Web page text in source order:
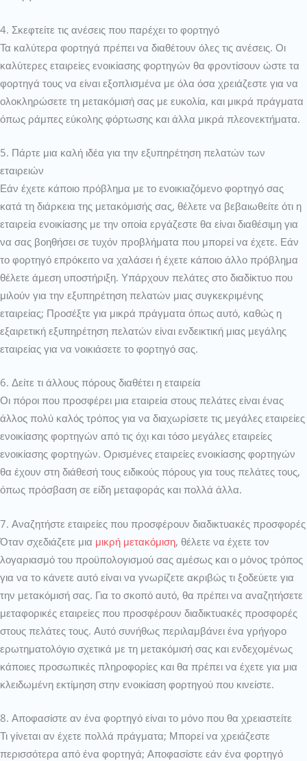
4. Σκεφτείτε τις ανέσεις που παρέχει το φορτηγό
Τα καλύτερα φορτηγά πρέπει να διαθέτουν όλες τις ανέσεις. Οι
καλύτερες εταιρείες ενοικίασης φορτηγών θα φροντίσουν ώστε τα
φορτηγά τους να είναι εξοπλισμένα με όλα όσα χρειάζεστε για να
ολοκληρώσετε τη μετακόμισή σας με ευκολία, και μικρά πράγματα
όπως ράμπες εύκολης φόρτωσης και άλλα μικρά πλεονεκτήματα.
5. Πάρτε μια καλή ιδέα για την εξυπηρέτηση πελατών των
εταιρειών
Εάν έχετε κάποιο πρόβλημα με το ενοικιαζόμενο φορτηγό σας
κατά τη διάρκεια της μετακόμισής σας, θέλετε να βεβαιωθείτε ότι η
εταιρεία ενοικίασης με την οποία εργάζεστε θα είναι διαθέσιμη για
να σας βοηθήσει σε τυχόν προβλήματα που μπορεί να έχετε. Εάν
το φορτηγό επρόκειτο να χαλάσει ή έχετε κάποιο άλλο πρόβλημα
θέλετε άμεση υποστήριξη. Υπάρχουν πελάτες στο διαδίκτυο που
μιλούν για την εξυπηρέτηση πελατών μιας συγκεκριμένης
εταιρείας; Προσέξτε για μικρά πράγματα όπως αυτό, καθώς η
εξαιρετική εξυπηρέτηση πελατών είναι ενδεικτική μιας μεγάλης
εταιρείας για να νοικιάσετε το φορτηγό σας.
6. Δείτε τι άλλους πόρους διαθέτει η εταιρεία
Οι πόροι που προσφέρει μια εταιρεία στους πελάτες είναι ένας
άλλος πολύ καλός τρόπος για να διαχωρίσετε τις μεγάλες εταιρείες
ενοικίασης φορτηγών από τις όχι και τόσο μεγάλες εταιρείες
ενοικίασης φορτηγών. Ορισμένες εταιρείες ενοικίασης φορτηγών
θα έχουν στη διάθεσή τους ειδικούς πόρους για τους πελάτες τους,
όπως πρόσβαση σε είδη μεταφοράς και πολλά άλλα.
7. Αναζητήστε εταιρείες που προσφέρουν διαδικτυακές προσφορές
Όταν σχεδιάζετε μια μικρή μετακόμιση, θέλετε να έχετε τον
λογαριασμό του προϋπολογισμού σας αμέσως και ο μόνος τρόπος
για να το κάνετε αυτό είναι να γνωρίζετε ακριβώς τι ξοδεύετε για
την μετακόμισή σας. Για το σκοπό αυτό, θα πρέπει να αναζητήσετε
μεταφορικές εταιρείες που προσφέρουν διαδικτυακές προσφορές
στους πελάτες τους. Αυτό συνήθως περιλαμβάνει ένα γρήγορο
ερωτηματολόγιο σχετικά με τη μετακόμισή σας και ενδεχομένως
κάποιες προσωπικές πληροφορίες και θα πρέπει να έχετε για μια
κλειδωμένη εκτίμηση στην ενοικίαση φορτηγού που κινείστε.
8. Αποφασίστε αν ένα φορτηγό είναι το μόνο που θα χρειαστείτε
Τι γίνεται αν έχετε πολλά πράγματα; Μπορεί να χρειάζεστε
περισσότερα από ένα φορτηγά; Αποφασίστε εάν ένα φορτηγό